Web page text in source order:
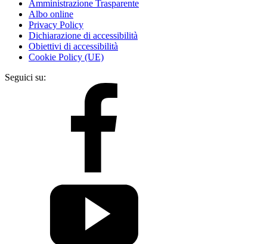
Amministrazione Trasparente
Albo online
Privacy Policy
Dichiarazione di accessibilità
Obiettivi di accessibilità
Cookie Policy (UE)
Seguici su: